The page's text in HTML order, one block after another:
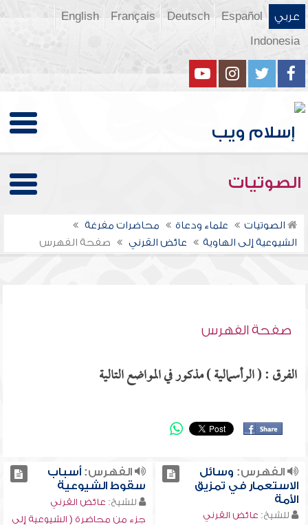
عربي Español
Deutsch
Français
English
Indonesia
الصوتيات
الصوتيات علماء ودعاة
محاضرات مفرغة
الشيوعية إلى الهاوية
عائض القرني صفحة الفهرس
صفحة الفهرس
الفرق : ( الرأسمالية ) مذكور في المواضع التالية
الفهرس: وسائل
الاستعمار في تمزيق
الأمة
للشيخ: عائض القرني
الفهرس:أسباب
سقوط الشيوعية
للشيخ: عائض القرني
جزء من محاضرة ( الشيوعية إلى